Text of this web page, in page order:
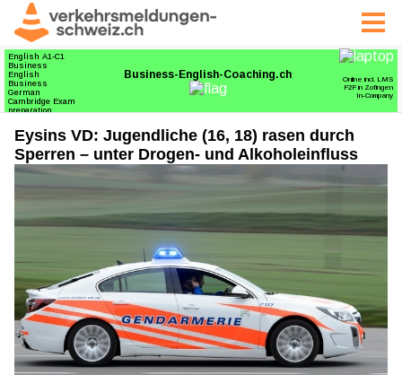
Eysins VD: Jugendliche (16, 18) rasen durch
Sperren – unter Drogen- und Alkoholeinfluss